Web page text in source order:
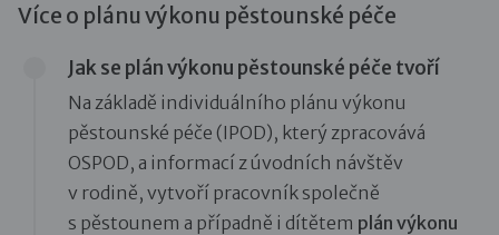
Více o plánu výkonu pěstounské péče
Jak se plán výkonu pěstounské péče tvoří
Na základě individuálního plánu výkonu
pěstounské péče (IPOD), který zpracovává
OSPOD, a informací z úvodních návštěv
v rodině, vytvoří pracovník společně
s pěstounem a případně i dítětem plán výkonu